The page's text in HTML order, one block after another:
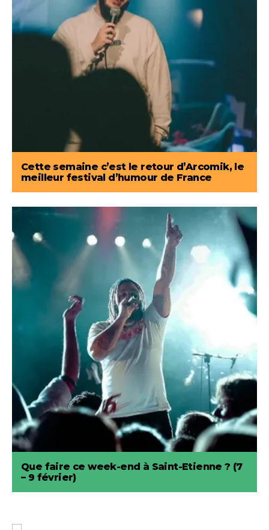
Cette semaine c’est le retour d’Arcomik, le
meilleur festival d’humour de France
Que faire ce week-end à Saint-Etienne ? (7
– 9 février)